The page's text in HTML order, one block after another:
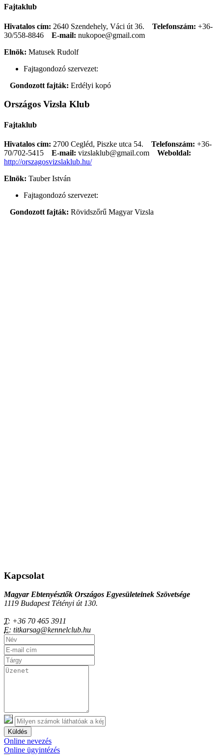
Fajtaklub
Hivatalos cím: 2640 Szendehely, Váci út 36. Telefonszám: +36-
30/558-8846
E-mail: nukopoe@gmail.com
Elnök: Matusek Rudolf
Fajtagondozó szervezet:
Gondozott fajták: Erdélyi kopó
Országos Vizsla Klub
Fajtaklub
Hivatalos cím: 2700 Cegléd, Piszke utca 54. Telefonszám: +36-
70/702-5415
E-mail: vizslaklub@gmail.com
Weboldal:
http://orszagosvizslaklub.hu/
Elnök: Tauber István
Fajtagondozó szervezet:
Gondozott fajták: Rövidszőrű Magyar Vizsla
Kapcsolat
Magyar Ebtenyésztők Országos Egyesületeinek Szövetsége
1119 Budapest Tétényi út 130.
T: +36 70 465 3911
E: titkarsag@kennelclub.hu
Küldés
Online nevezés
Online ügyintézés